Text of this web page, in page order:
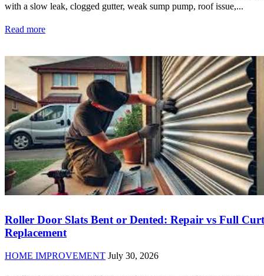
with a slow leak, clogged gutter, weak sump pump, roof issue,...
Read more
Roller Door Slats Bent or Dented: Repair vs Full
Replacement
HOME IMPROVEMENT July 30, 2026